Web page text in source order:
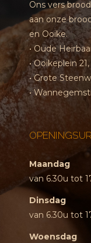
Ons vers
aan onze
en Ooike.
• Oude
• Ooikeplein
• Grote
•
Maandag
van 6.30u tot
Dinsdag
van 6.30u tot
Woensdag